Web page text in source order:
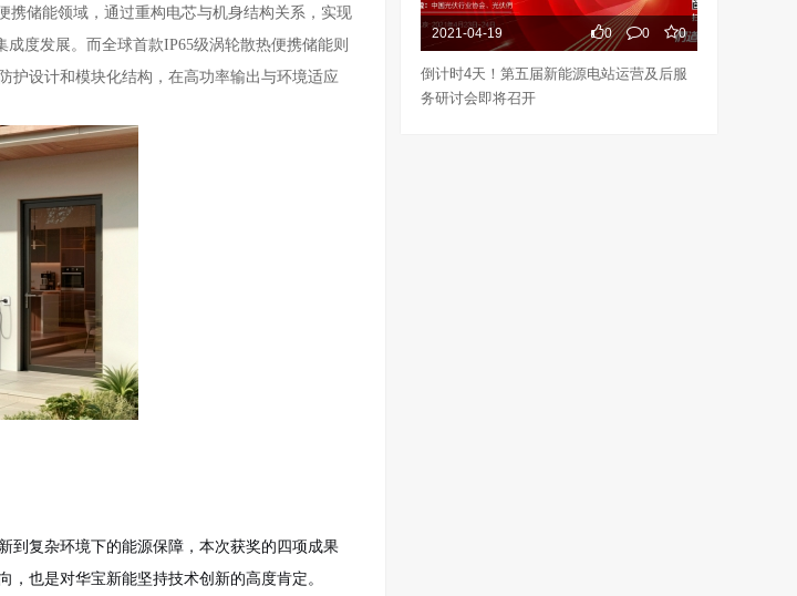
携储能领域，通过重构电芯与机身结构关系，实现
度发展。 而全球首款IP65级涡轮散热便携储能则
护设计和模块化结构，在高功率输出与环境适应
到复杂环境下的能源保障，本次获奖的四项成果
， 也是对华宝新能坚持技术创新的高度肯定。
2021-04-19 0 0 0
倒计时4天！第五届新能源电站运营及后服
务研讨会即将召开